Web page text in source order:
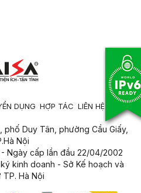
DỤNG HỢP TÁC LIÊN HỆ
Duy Tân, phường Cầu Giấy,
Nội
- Ngày cấp lần đầu 22/04/2002
kinh doanh - Sở Kế hoạch và
Hà Nội